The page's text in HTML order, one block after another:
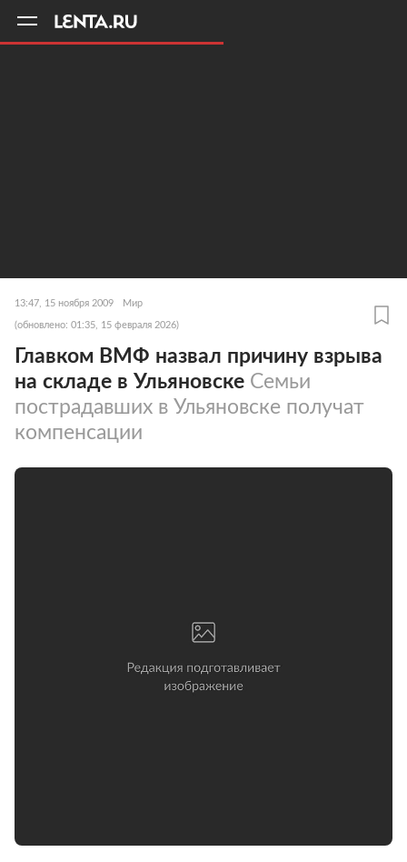
13:47, 15 ноября 2009 Мир
(обновлено: 01:35, 15 февраля 2026)
Главком ВМФ назвал причину взрыва
на складе в Ульяновске Семьи
пострадавших в Ульяновске получат
компенсации